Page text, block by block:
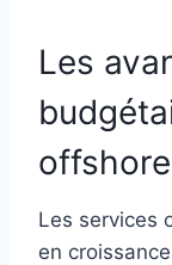
Les
Les services
en